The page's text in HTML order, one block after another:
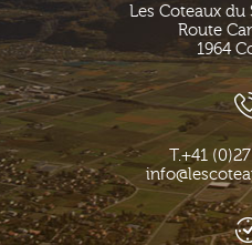
Les Coteaux du
Route
1964
T.+41